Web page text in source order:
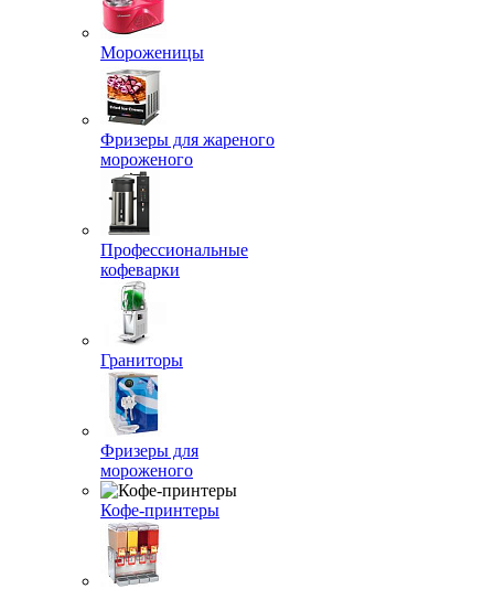
Мороженицы
Фризеры для жареного
мороженого
Профессиональные
кофеварки
Граниторы
Фризеры для
мороженого
Кофе-принтеры